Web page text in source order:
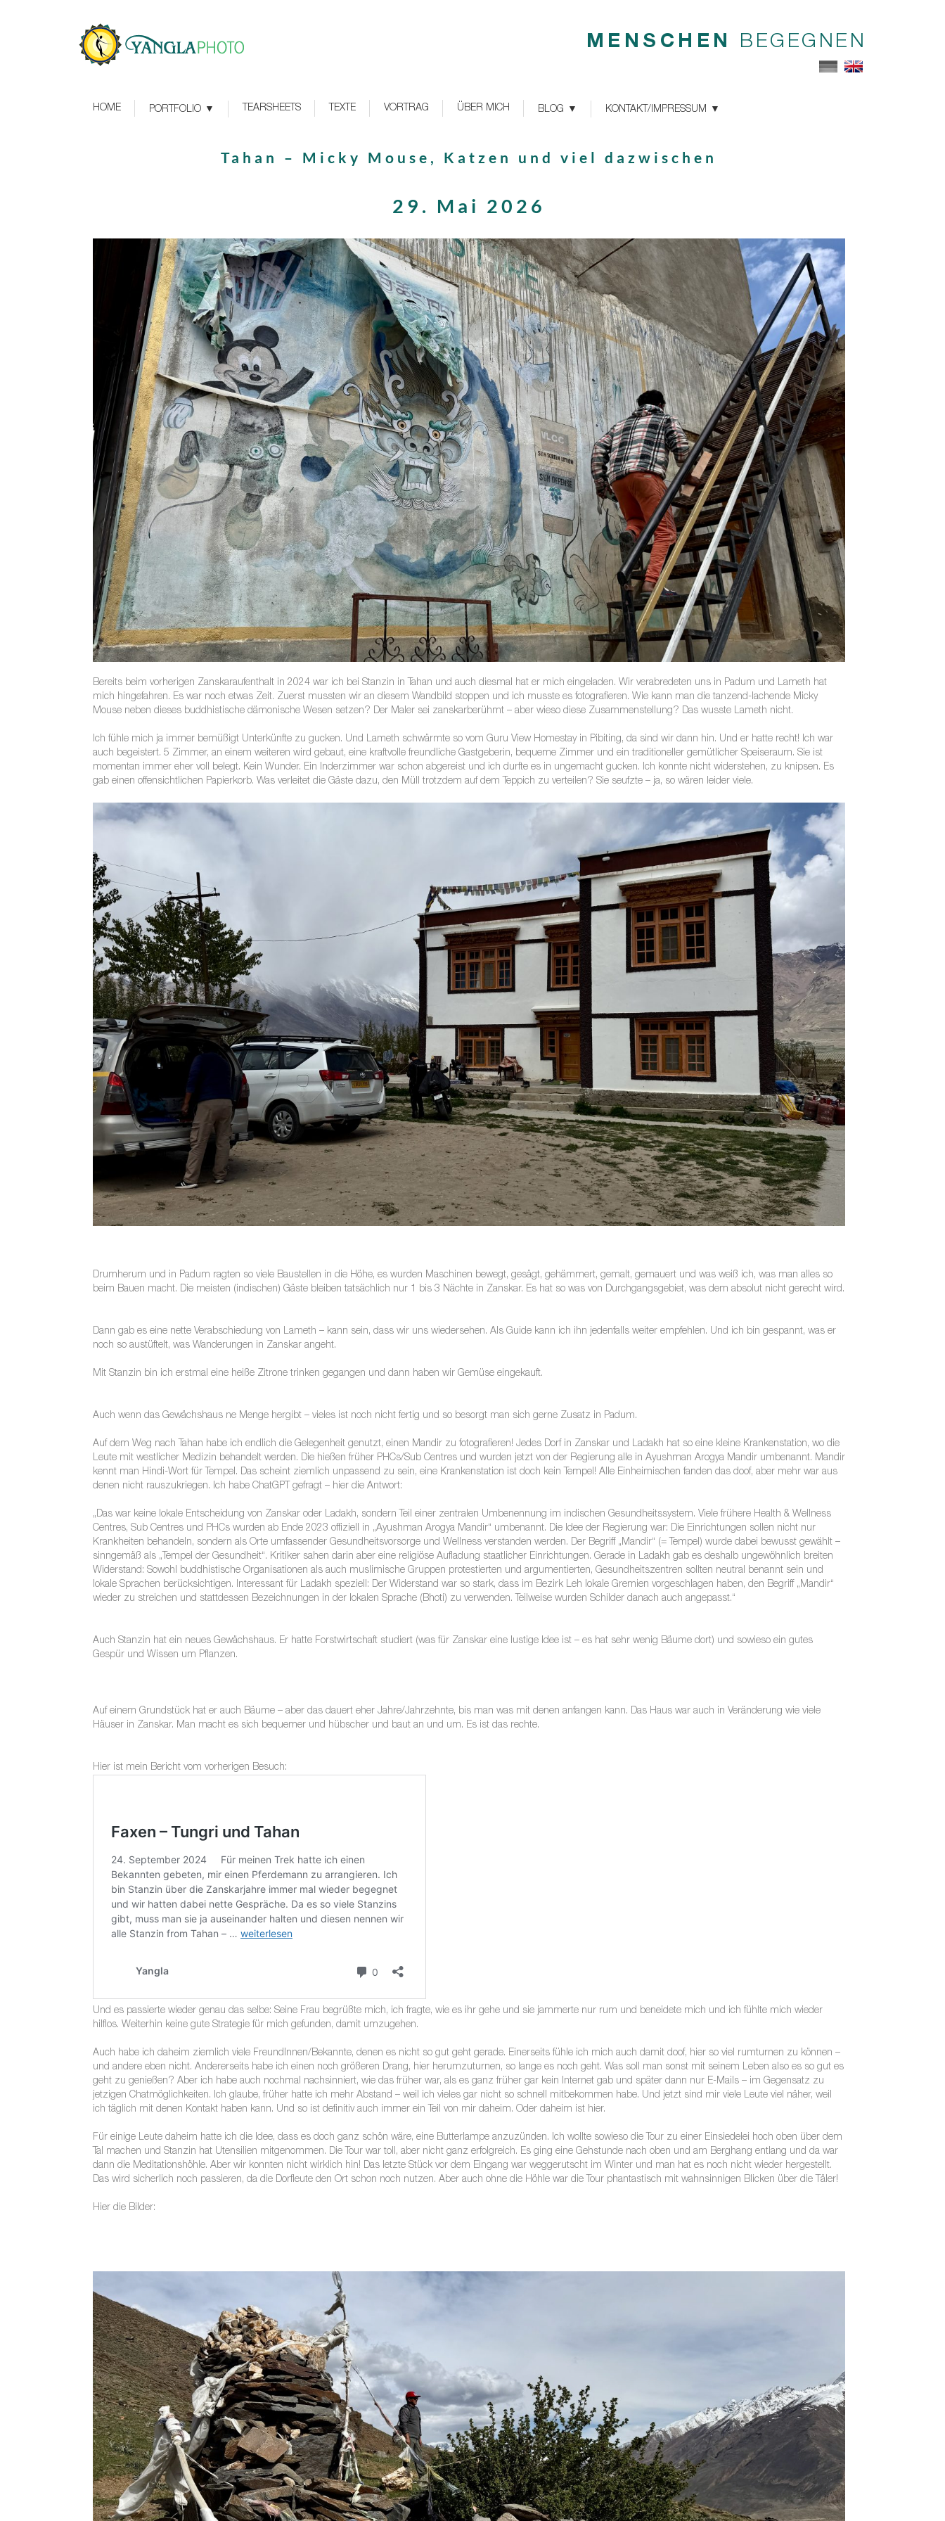
MENSCHEN BEGEGNEN
HOME PORTFOLIO TEARSHEETS TEXTE VORTRAG ÜBER MICH BLOG KONTAKT/IMPRESSUM
Tahan – Micky Mouse, Katzen und viel dazwischen
29. Mai 2026
Bereits beim vorherigen Zanskaraufenthalt in 2024 war ich bei Stanzin in Tahan und auch diesmal hat er mich eingeladen. Wir verabredeten uns in Padum und Lameth hat
mich hingefahren. Es war noch etwas Zeit. Zuerst mussten wir an diesem Wandbild stoppen und ich musste es fotografieren. Wie kann man die tanzend-lachende Micky
Mouse neben dieses buddhistische dämonische Wesen setzen? Der Maler sei zanskarberühmt – aber wieso diese Zusammenstellung? Das wusste Lameth nicht.
Ich fühle mich ja immer bemüßigt Unterkünfte zu gucken. Und Lameth schwärmte so vom Guru View Homestay in Pibiting, da sind wir dann hin. Und er hatte recht! Ich war
auch begeistert. 5 Zimmer, an einem weiteren wird gebaut, eine kraftvolle freundliche Gastgeberin, bequeme Zimmer und ein traditioneller gemütlicher Speiseraum. Sie ist
momentan immer eher voll belegt. Kein Wunder. Ein Inderzimmer war schon abgereist und ich durfte es in ungemacht gucken. Ich konnte nicht widerstehen, zu knipsen. Es
gab einen offensichtlichen Papierkorb. Was verleitet die Gäste dazu, den Müll trotzdem auf dem Teppich zu verteilen? Sie seufzte – ja, so wären leider viele.
Drumherum und in Padum ragten so viele Baustellen in die Höhe, es wurden Maschinen bewegt, gesägt, gehämmert, gemalt, gemauert und was weiß ich, was man alles so
beim Bauen macht. Die meisten (indischen) Gäste bleiben tatsächlich nur 1 bis 3 Nächte in Zanskar. Es hat so was von Durchgangsgebiet, was dem absolut nicht gerecht wird.
Dann gab es eine nette Verabschiedung von Lameth – kann sein, dass wir uns wiedersehen. Als Guide kann ich ihn jedenfalls weiter empfehlen. Und ich bin gespannt, was er
noch so austüftelt, was Wanderungen in Zanskar angeht.
Mit Stanzin bin ich erstmal eine heiße Zitrone trinken gegangen und dann haben wir Gemüse eingekauft.
Auch wenn das Gewächshaus ne Menge hergibt – vieles ist noch nicht fertig und so besorgt man sich gerne Zusatz in Padum.
Auf dem Weg nach Tahan habe ich endlich die Gelegenheit genutzt, einen Mandir zu fotografieren! Jedes Dorf in Zanskar und Ladakh hat so eine kleine Krankenstation, wo die
Leute mit westlicher Medizin behandelt werden. Die hießen früher PHCs/Sub Centres und wurden jetzt von der Regierung alle in Ayushman Arogya Mandir umbenannt. Mandir
kennt man Hindi-Wort für Tempel. Das scheint ziemlich unpassend zu sein, eine Krankenstation ist doch kein Tempel! Alle Einheimischen fanden das doof, aber mehr war aus
denen nicht rauszukriegen. Ich habe ChatGPT gefragt – hier die Antwort:
„Das war keine lokale Entscheidung von Zanskar oder Ladakh, sondern Teil einer zentralen Umbenennung im indischen Gesundheitssystem. Viele frühere Health & Wellness
Centres, Sub Centres und PHCs wurden ab Ende 2023 offiziell in „Ayushman Arogya Mandir“ umbenannt. Die Idee der Regierung war: Die Einrichtungen sollen nicht nur
Krankheiten behandeln, sondern als Orte umfassender Gesundheitsvorsorge und Wellness verstanden werden. Der Begriff „Mandir“ (= Tempel) wurde dabei bewusst gewählt –
sinngemäß als „Tempel der Gesundheit“. Kritiker sahen darin aber eine religiöse Aufladung staatlicher Einrichtungen. Gerade in Ladakh gab es deshalb ungewöhnlich breiten
Widerstand: Sowohl buddhistische Organisationen als auch muslimische Gruppen protestierten und argumentierten, Gesundheitszentren sollten neutral benannt sein und
lokale Sprachen berücksichtigen. Interessant für Ladakh speziell: Der Widerstand war so stark, dass im Bezirk Leh lokale Gremien vorgeschlagen haben, den Begriff „Mandir“
wieder zu streichen und stattdessen Bezeichnungen in der lokalen Sprache (Bhoti) zu verwenden. Teilweise wurden Schilder danach auch angepasst.“
Auch Stanzin hat ein neues Gewächshaus. Er hatte Forstwirtschaft studiert (was für Zanskar eine lustige Idee ist – es hat sehr wenig Bäume dort) und sowieso ein gutes
Gespür und Wissen um Pflanzen.
Auf einem Grundstück hat er auch Bäume – aber das dauert eher Jahre/Jahrzehnte, bis man was mit denen anfangen kann. Das Haus war auch in Veränderung wie viele
Häuser in Zanskar. Man macht es sich bequemer und hübscher und baut an und um. Es ist das rechte.
Hier ist mein Bericht vom vorherigen Besuch:
Und es passierte wieder genau das selbe: Seine Frau begrüßte mich, ich fragte, wie es ihr gehe und sie jammerte nur rum und beneidete mich und ich fühlte mich wieder
hilflos. Weiterhin keine gute Strategie für mich gefunden, damit umzugehen.
Auch habe ich daheim ziemlich viele FreundInnen/Bekannte, denen es nicht so gut geht gerade. Einerseits fühle ich mich auch damit doof, hier so viel rumturnen zu können –
und andere eben nicht. Andererseits habe ich einen noch größeren Drang, hier herumzuturnen, so lange es noch geht. Was soll man sonst mit seinem Leben also es so gut es
geht zu genießen? Aber ich habe auch nochmal nachsinniert, wie das früher war, als es ganz früher gar kein Internet gab und später dann nur E-Mails – im Gegensatz zu
jetzigen Chatmöglichkeiten. Ich glaube, früher hatte ich mehr Abstand – weil ich vieles gar nicht so schnell mitbekommen habe. Und jetzt sind mir viele Leute viel näher, weil
ich täglich mit denen Kontakt haben kann. Und so ist definitiv auch immer ein Teil von mir daheim. Oder daheim ist hier.
Für einige Leute daheim hatte ich die Idee, dass es doch ganz schön wäre, eine Butterlampe anzuzünden. Ich wollte sowieso die Tour zu einer Einsiedelei hoch oben über dem
Tal machen und Stanzin hat Utensilien mitgenommen. Die Tour war toll, aber nicht ganz erfolgreich. Es ging eine Gehstunde nach oben und am Berghang entlang und da war
dann die Meditationshöhle. Aber wir konnten nicht wirklich hin! Das letzte Stück vor dem Eingang war weggerutscht im Winter und man hat es noch nicht wieder hergestellt.
Das wird sicherlich noch passieren, da die Dorfleute den Ort schon noch nutzen. Aber auch ohne die Höhle war die Tour phantastisch mit wahnsinnigen Blicken über die Täler!
Hier die Bilder: